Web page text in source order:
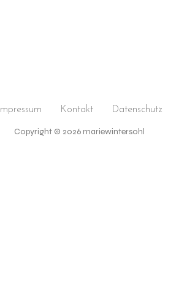
Impressum Kontakt Datenschutz
Copyright © 2026 mariewintersohl